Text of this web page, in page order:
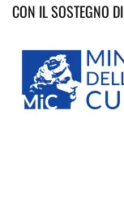
CON IL SOSTEGNO DI